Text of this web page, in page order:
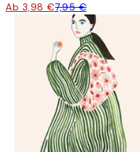
Ab 3,98 €7,95 €